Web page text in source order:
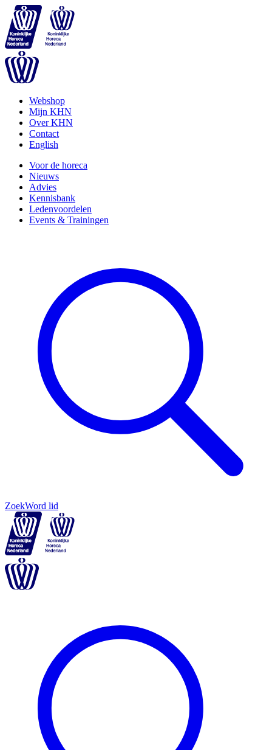
Webshop
Mijn KHN
Over KHN
Contact
English
Voor de horeca
Nieuws
Advies
Kennisbank
Ledenvoordelen
Events & Trainingen
ZoekWord lid